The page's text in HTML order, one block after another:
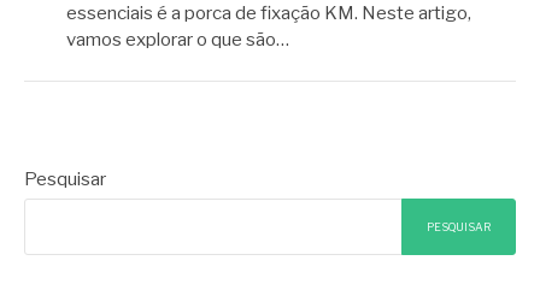
essenciais é a porca de fixação KM. Neste artigo,
vamos explorar o que são…
Pesquisar
PESQUISAR